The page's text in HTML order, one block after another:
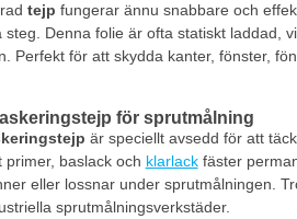
tejp fungerar ännu snabbare och
steg. Denna folie är ofta statiskt laddad,
Perfekt för att skydda kanter, fönster,
för sprutmålning
är speciellt avsedd för att
baslack och klarlackfäster
eller lossnar under sprutmålningen.
sprutmålningsverkstäder.